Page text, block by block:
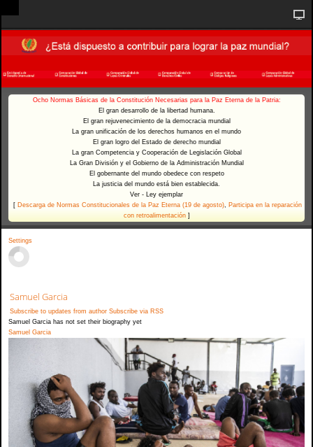
Ocho Normas Básicas de la Constitución Necesarias para la Paz Eterna de la Patria:
El gran desarrollo de la libertad humana.
El gran rejuvenecimiento de la democracia mundial
La gran unificación de los derechos humanos en el mundo
El gran logro del Estado de derecho mundial
La gran Competencia y Cooperación de Legislación Global
La Gran División y el Gobierno de la Administración Mundial
El gobernante del mundo obedece con respeto
La justicia del mundo está bien establecida.
Ver - Ley ejemplar
[ Descarga de Normas Constitucionales de la Paz Eterna (19 de agosto), Participa en la reparación
con retroalimentación ]
Settings
Samuel Garcia
Subscribe to updates from author Subscribe via RSS
Samuel Garcia has not set their biography yet
Samuel Garcia